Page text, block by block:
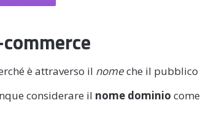
è attraverso il nomeche il pubblico
considerare il nome dominio come